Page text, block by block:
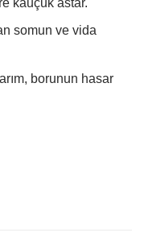
somun ve vida
borunun hasar